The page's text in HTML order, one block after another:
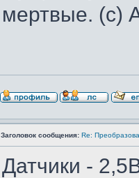
мертвые. (с)
Заголовок сообщения: Re:
Датчики -